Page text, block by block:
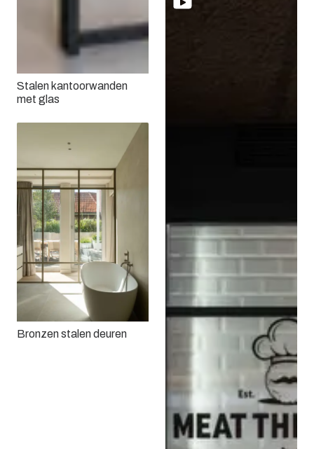
Stalen kantoorwanden
met glas
Bronzen stalen deuren